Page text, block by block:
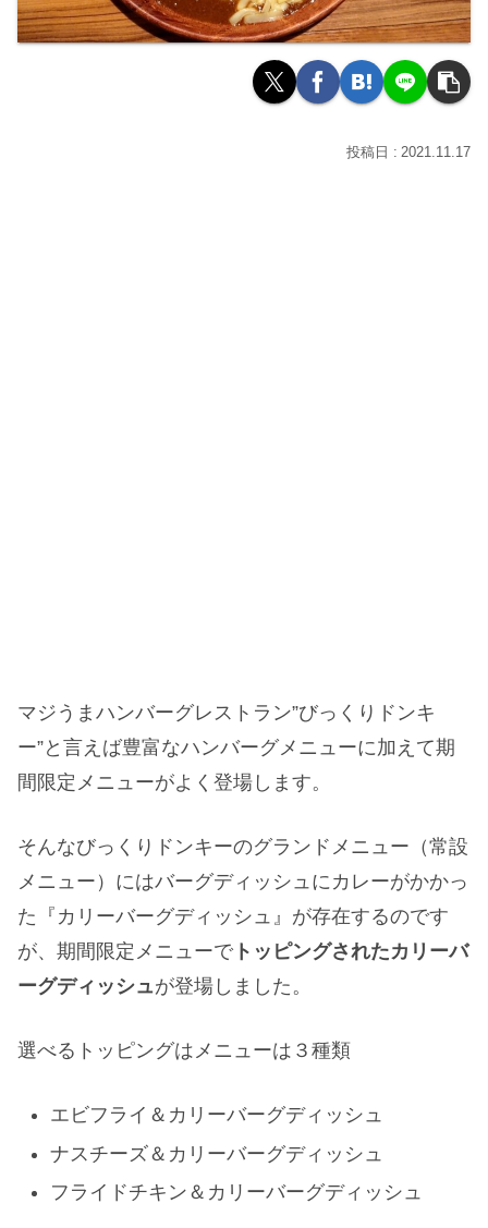
2021.11.17
マジうまハンバーグレストラン”びっくりドンキ
ー”と言えば豊富なハンバーグメニューに加えて期
間限定メニューがよく登場します。
そんなびっくりドンキーのグランドメニュー（常設
メニュー）にはバーグディッシュにカレーがかかっ
た『カリーバーグディッシュ』が存在するのです
が、期間限定メニューでトッピングされたカリーバ
ーグディッシュが登場しました。
選べるトッピングはメニューは３種類
エビフライ＆カリーバーグディッシュ
ナスチーズ＆カリーバーグディッシュ
フライドチキン＆カリーバーグディッシュ